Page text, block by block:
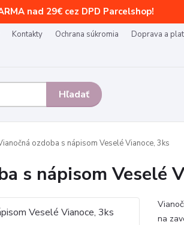
nad 29€ cez DPD Parcelshop!
Kontakty Ochrana súkromia
Doprava a
Hľadať
ozdoba s nápisom Veselé Vianoce, 3ks
s nápisom Veselé
na